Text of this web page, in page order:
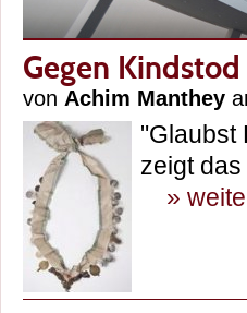
Gegen
von Achim Manthey
"Glaubst
zeigt
»